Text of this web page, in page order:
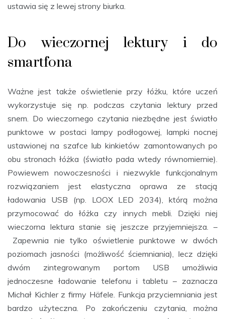
ustawia się z lewej strony biurka.
Do wieczornej lektury i do
smartfona
Ważne jest także oświetlenie przy łóżku, które uczeń
wykorzystuje się np. podczas czytania lektury przed
snem. Do wieczornego czytania niezbędne jest światło
punktowe w postaci lampy podłogowej, lampki nocnej
ustawionej na szafce lub kinkietów zamontowanych po
obu stronach łóżka (światło pada wtedy równomiernie).
Powiewem nowoczesności i niezwykle funkcjonalnym
rozwiązaniem jest elastyczna oprawa ze stacją
ładowania USB (np. LOOX LED 2034), którą można
przymocować do łóżka czy innych mebli. Dzięki niej
wieczorna lektura stanie się jeszcze przyjemniejsza. –
Zapewnia nie tylko oświetlenie punktowe w dwóch
poziomach jasności (możliwość ściemniania), lecz dzięki
dwóm zintegrowanym portom USB umożliwia
jednoczesne ładowanie telefonu i tabletu – zaznacza
Michał Kichler z firmy Häfele. Funkcja przyciemniania jest
bardzo użyteczna. Po zakończeniu czytania, można